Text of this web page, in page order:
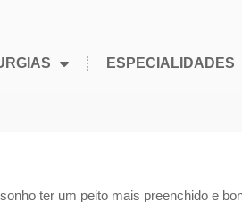
ESPECIALIDADES
ter um peito mais preenchido e